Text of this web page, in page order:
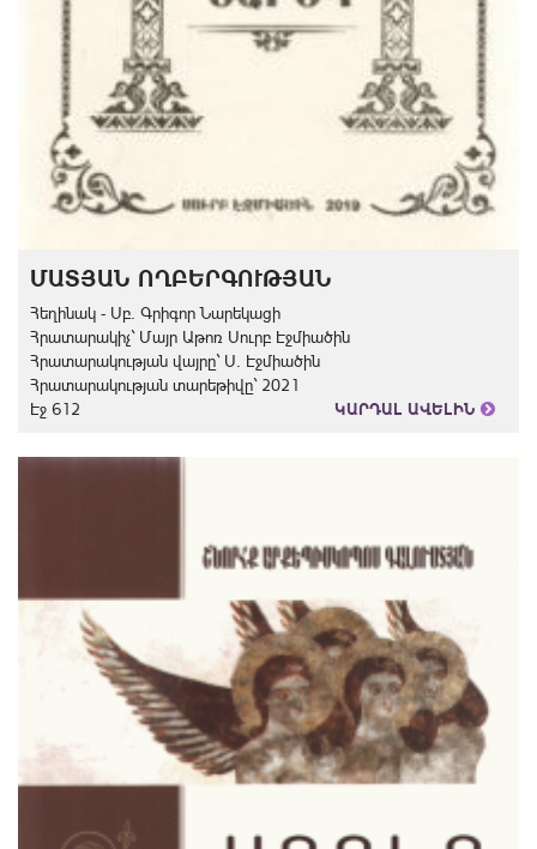
ՄԱՏՅԱՆ ՈՂԲԵՐԳՈՒԹՅԱՆ
Հեղինակ - Սբ. Գրիգոր Նարեկացի
Հրատարակիչ` Մայր Աթոռ Սուրբ Էջմիածին
Հրատարակության վայրը` Ս. Էջմիածին
Հրատարակության տարեթիվը` 2021
Էջ 612
ԿԱՐԴԱԼ ԱՎԵԼԻՆ